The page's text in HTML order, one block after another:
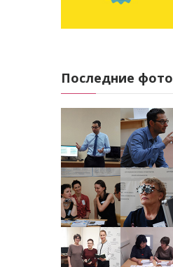
Последние фото